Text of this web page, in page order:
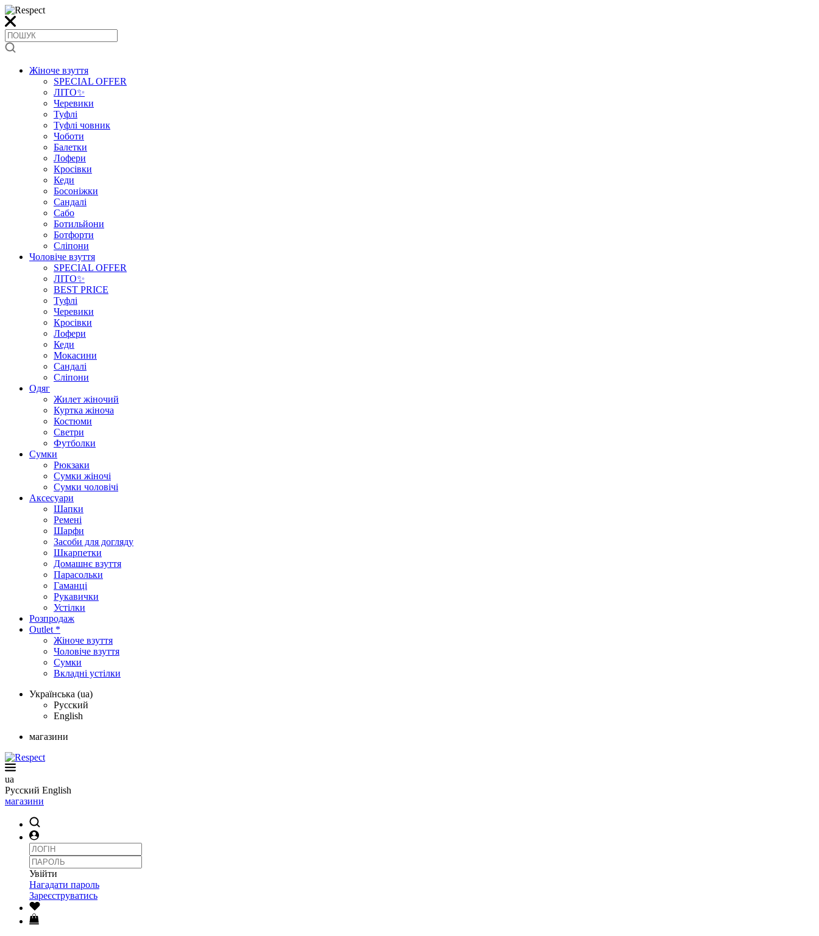
Жіноче взуття
SPECIAL OFFER
ЛІТО✨
Черевики
Туфлі
Туфлі човник
Чоботи
Балетки
Лофери
Кросівки
Кеди
Босоніжки
Сандалі
Сабо
Ботильйони
Ботфорти
Сліпони
Чоловіче взуття
SPECIAL OFFER
ЛІТО✨
BEST PRICE
Туфлі
Черевики
Кросівки
Лофери
Кеди
Мокасини
Сандалі
Сліпони
Одяг
Жилет жіночий
Куртка жіноча
Костюми
Светри
Футболки
Сумки
Рюкзаки
Сумки жіночі
Сумки чоловічі
Аксеcуари
Шапки
Ремені
Шарфи
Засоби для догляду
Шкарпетки
Домашнє взуття
Парасольки
Гаманці
Рукавички
Устілки
Розпродаж
Outlet *
Жіноче взуття
Чоловіче взуття
Сумки
Вкладні устілки
Українська (ua)
Русский
English
магазини
ua
Русский English
магазини
Увійти
Нагадати пароль
Зареєструватись